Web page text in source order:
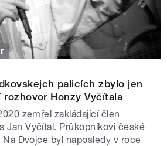
palicích zbylo jen
Honzy Vyčítala
zemřel zakládající člen
Jan Vyčítal. Průkopníkovi české
Dvojce byl naposledy v roce